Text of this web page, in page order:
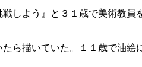
しよう』と３１歳で美術教員
ら描いていた。１１歳で油絵